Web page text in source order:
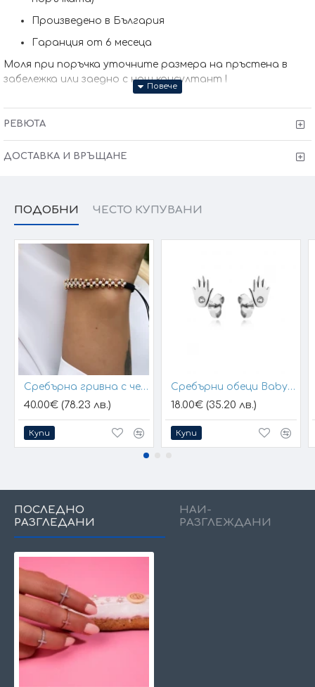
Произведено в България
Гаранция от 6 месеца
Моля при поръчка уточните размера на пръстена в
забележка или заедно с наш консултант !
РЕВЮТА
ДОСТАВКА И ВРЪЩАНЕ
ПОДОБНИ ЧЕСТО КУПУВАНИ
Сребърна гривна с черен конец и позлатени топчета
40.00€ (78.23 лв.)
Купи
Сребърни обеци Baby Hands
18.00€ (35.20 лв.)
Купи
ПОСЛЕДНО
РАЗГЛЕДАНИ
НАЙ-
РАЗГЛЕЖДАНИ